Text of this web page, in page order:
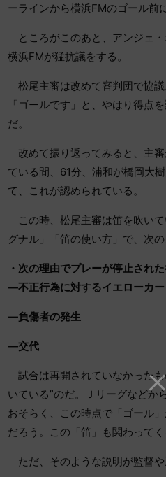
ーラインから横浜FMのゴール前
ところがこのあと、アンジェ
横浜FMが猛抗議をする。
松尾主審は改めて審判団で協議
「ゴールです」と、やはり得点
だ。
改めて振り返ってみると、主
ている間、61分、浦和が橋岡大
て、これが認められている。
この時、松尾主審は笛を吹い
グナル」「笛の使い方」で、次
・次の理由でプレーが停止され
―不正行為に対するイエローカ
―負傷者の発生
―交代
試合は再開されていなかった
いている”のだ。Ｊリーグなどか
おそらく、この時点で「ゴール
だろう。この「笛」も関わってく
ただ、そのような説明が監督